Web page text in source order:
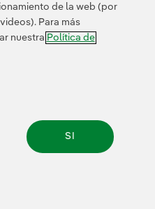
Privacidad Información legal
IA
de la web (por
Para más
nuestra Política de
SI